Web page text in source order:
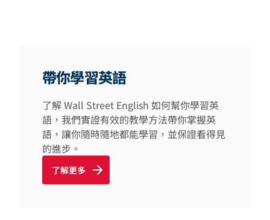
帶你學習英語
了解 Wall Street English 如何幫你學習英
語，我們實證有效的教學方法帶你掌握英
語，讓你隨時隨地都能學習，並保證看得見
的進步。
了解更多